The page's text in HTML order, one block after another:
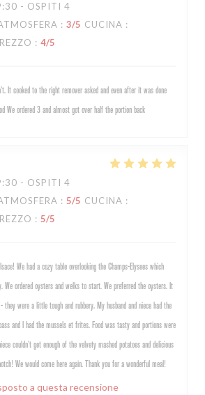
- OSPITI 4
: 3/5 CUCINA :
: 4/5
It cooked to the right remover asked and even after it was done
We ordered 3 and almost got over half the portion back
- OSPITI 4
: 5/5 CUCINA :
: 5/5
We had a cozy table overlooking the Champs-Elysees which
We ordered oysters and welks to start. We preferred the oysters. It
were a little tough and rubbery. My husband and niece had the
and I had the mussels et frites. Food was tasty and portions were
couldn’t get enough of the velvety mashed potatoes and delicious
We would come here again. Thank you for a wonderful meal!
a questa recensione